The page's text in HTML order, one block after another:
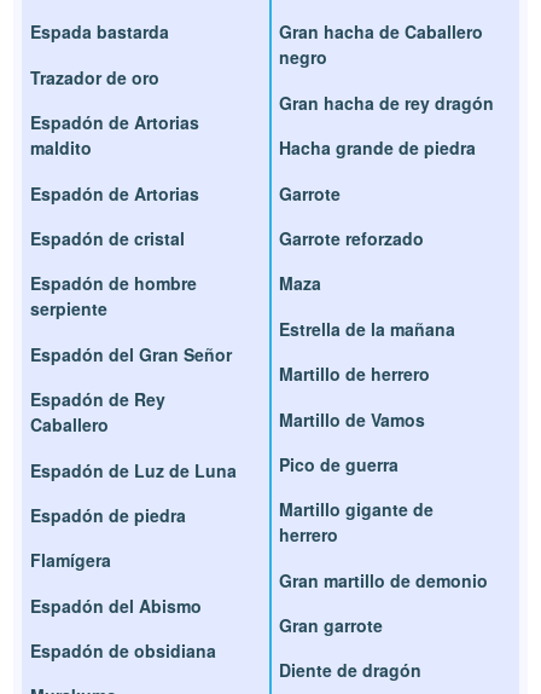
Espada bastarda
Trazador de oro
Espadón de Artorias
maldito
Espadón de Artorias
Espadón de cristal
Espadón de hombre
serpiente
Espadón del Gran Señor
Espadón de Rey
Caballero
Espadón de Luz de Luna
Espadón de piedra
Flamígera
Espadón del Abismo
Espadón de obsidiana
Gran hacha de Caballero
negro
Gran hacha de rey dragón
Hacha grande de piedra
Garrote
Garrote reforzado
Maza
Estrella de la mañana
Martillo de herrero
Martillo de Vamos
Pico de guerra
Martillo gigante de
herrero
Gran martillo de demonio
Gran garrote
Diente de dragón